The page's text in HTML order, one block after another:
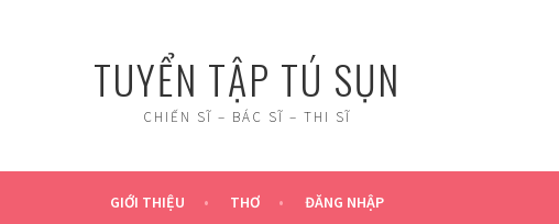
TUYỂN TẬP TÚ SỤN
CHIẾN SĨ – BÁC SĨ – THI SĨ
GIỚI THIỆU THƠ ĐĂNG NHẬP